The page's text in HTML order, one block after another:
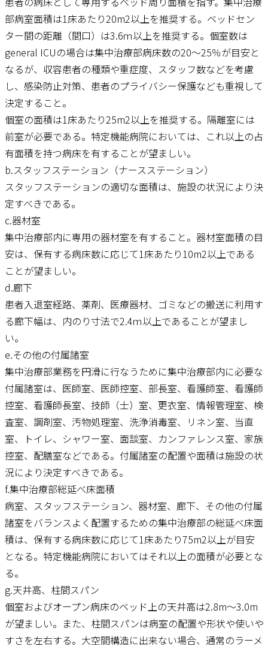
部病室面積は1床あたり20m2以上を推奨する。ベッドセン
ター間の距離（間口）は3.6ｍ以上を推奨する。個室数は
general ICUの場合は集中治療部病床数の20～25％が目安と
なるが、収容患者の種類や重症度、スタッフ数などを考慮
し、感染防止対策、患者のプライバシー保護なども重視して
決定すること。
個室の面積は1床あたり25m2以上を推奨する。隔離室には
前室が必要である。特定機能病院においては、これ以上の占
有面積を持つ病床を有することが望ましい。
b.スタッフステーション（ナースステーション）
スタッフステーションの適切な面積は、施設の状況により決
定すべきである。
c.器材室
集中治療部内に専用の器材室を有すること。器材室面積の目
安は、保有する病床数に応じて1床あたり10m2以上である
ことが望ましい。
d.廊下
患者入退室経路、薬剤、医療器材、ゴミなどの搬送に利用す
る廊下幅は、内のり寸法で2.4ｍ以上であることが望まし
い。
e.その他の付属諸室
集中治療部業務を円滑に行なうために集中治療部内に必要な
付属諸室は、医師室、医師控室、部長室、看護師室、看護師
控室、看護師長室、技師（士）室、更衣室、情報管理室、検
査室、調剤室、汚物処理室、洗浄消毒室、リネン室、当直
室、トイレ、シャワー室、面談室、カンファレンス室、家族
控室、配膳室などである。付属諸室の配置や面積は施設の状
況により決定すべきである。
f.集中治療部総延べ床面積
病室、スタッフステーション、器材室、廊下、その他の付属
諸室をバランスよく配置するための集中治療部の総延べ床面
積は、保有する病床数に応じて1床あたり75m2以上が目安
となる。特定機能病院においてはそれ以上の面積が必要とな
る。
g.天井高、柱間スパン
個室およびオープン病床のベッド上の天井高は2.8m～3.0m
が望ましい。また、柱間スパンは病室の配置や形状や使いや
すさを左右する。大空間構造に出来ない場合、通常のラーメ